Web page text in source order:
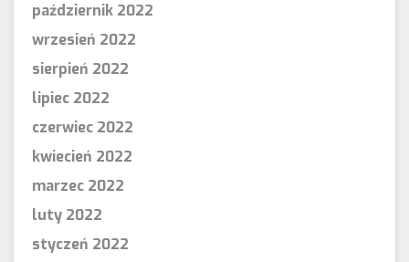
październik 2022
wrzesień 2022
sierpień 2022
lipiec 2022
czerwiec 2022
kwiecień 2022
marzec 2022
luty 2022
styczeń 2022